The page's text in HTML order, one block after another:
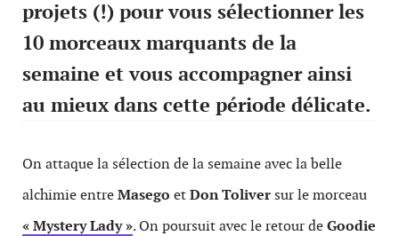
projets (!) pour vous sélectionner les
10 morceaux marquants de la
semaine et vous accompagner ainsi
au mieux dans cette période délicate.
On attaque la sélection de la semaine avec la belle
alchimie entreMasego etDon Toliver sur le morceau
« Mystery Lady ». On poursuit avec le retour deGoodie